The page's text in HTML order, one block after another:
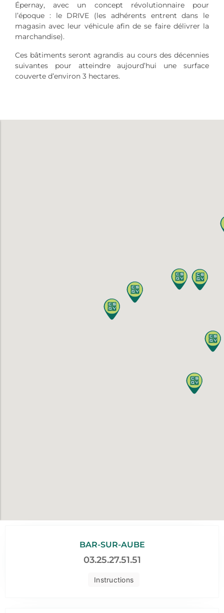
Épernay, avec un concept révolutionnaire pour
l’époque : le DRIVE (les adhérents entrent dans le
magasin avec leur véhicule afin de se faire délivrer la
marchandise).
Ces bâtiments seront agrandis au cours des décennies
suivantes pour atteindre aujourd’hui une surface
couverte d’environ 3 hectares.
Instructions
BAR-SUR-AUBE
03.25.27.51.51